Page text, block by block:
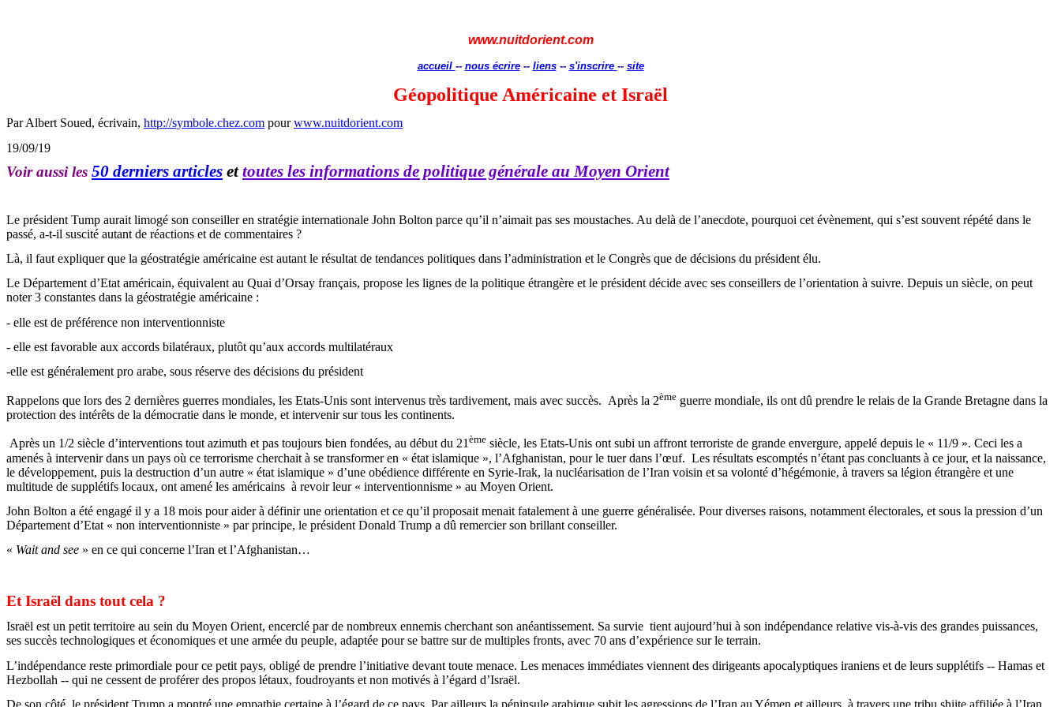
www.nuitdorient.com
accueil -- nous écrire-- liens-- s'inscrire -- site
Géopolitique Américaine et Israël
Par Albert Soued, écrivain, http://symbole.chez.com pourwww.nuitdorient.com
19/09/19
Voir aussi les 50 derniers articles ettoutes les informations de politique générale au Moyen Orient
Le président Tump aurait limogé son conseiller en stratégie internationale John Bolton parce qu’il n’aimait pas ses moustaches. Au delà de l’anecdote, pourquoi cet évènement, qui s’est souvent répété dans le
passé, a-t-il suscité autant de réactions et de commentaires ?
Là, il faut expliquer que la géostratégie américaine est autant le résultat de tendances politiques dans l’administration et le Congrès que de décisions du président élu.
Le Département d’Etat américain, équivalent au Quai d’Orsay français, propose les lignes de la politique étrangère et le président décide avec ses conseillers de l’orientation à suivre. Depuis un siècle, on peut
noter 3 constantes dans la géostratégie américaine :
- elle est de préférence non interventionniste
- elle est favorable aux accords bilatéraux, plutôt qu’aux accords multilatéraux
-elle est généralement pro arabe, sous réserve des décisions du président
Rappelons que lors des 2 dernières guerres mondiales, les Etats-Unis sont intervenus très tardivement, mais avec succès. Après la 2ème guerre mondiale, ils ont dû prendre le relais de la Grande Bretagne dans la
protection des intérêts de la démocratie dans le monde, et intervenir sur tous les continents.
Après un 1/2 siècle d’interventions toutazimuth et pas toujours bien fondées, au début du 21ème siècle, les Etats-Unis ont subi un affront terroriste de grande envergure, appelé depuis le « 11/9 ». Ceci les a
amenés à intervenir dans un pays où ce terrorisme cherchait à se transformer en « état islamique », l’Afghanistan, pour le tuer dans l’œuf. Les résultats escomptés n’étant pas concluants à ce jour, et la naissance,
le développement, puis la destruction d’un autre « état islamique » d’une obédience différente en Syrie-Irak, la nucléarisation de l’Iran voisin et sa volonté d’hégémonie, à travers sa légion étrangère et une
multitude de supplétifs locaux, ont amené les américains à revoir leur « interventionnisme » au Moyen Orient.
John Bolton a été engagé il y a 18 mois pour aider à définir une orientation et ce qu’il proposait menait fatalement à une guerre généralisée. Pour diverses raisons, notamment électorales, et sous la pression d’un
Département d’Etat « non interventionniste » par principe, le président Donald Trump a dû remercier son brillant conseiller.
« Waitand see » en ce qui concerne l’Iran et l’Afghanistan…
Et Israël dans tout cela ?
Israël est un petit territoire au sein du Moyen Orient, encerclé par de nombreux ennemis cherchant son anéantissement. Sa survie tient aujourd’hui à son indépendance relative vis-à-vis des grandes puissances,
ses succès technologiques et économiques et une armée du peuple, adaptée pour se battre sur de multiples fronts, avec 70 ans d’expérience sur le terrain.
L’indépendance reste primordiale pour ce petit pays, obligé de prendre l’initiative devant toute menace. Les menaces immédiates viennent des dirigeants apocalyptiques iraniens et de leurs supplétifs -- Hamas et
Hezbollah -- qui ne cessent de proférer des propos létaux, foudroyants et non motivés à l’égard d’Israël.
De son côté, le président Trump a montré une empathie certaine à l’égard de ce pays. Par ailleurs la péninsule arabique subit les agressions de l’Iran au Yémen et ailleurs, à travers une tribu shiite affiliée à l’Iran,